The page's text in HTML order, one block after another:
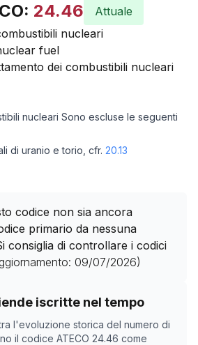
24.46 Attuale
nucleari
fuel
dei combustibili nucleari
nucleari Sono escluse le seguenti
di uranio e torio, cfr. 20.13
codice non sia ancora
primario da nessuna
consiglia di controllare i codici
09/07/2026)
iscritte nel tempo
l'evoluzione storica del numero di
il codice ATECO 24.46 come
con codice ATECO
0